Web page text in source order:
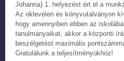
Johanna) 1. helyezést ért el a
Az oklevélen és könyvutalványon
hogy amennyiben ebben az
tanulmányaikat, akkor a központi
beszélgetést maximális
Gratulálunk a teljesítményükhöz!